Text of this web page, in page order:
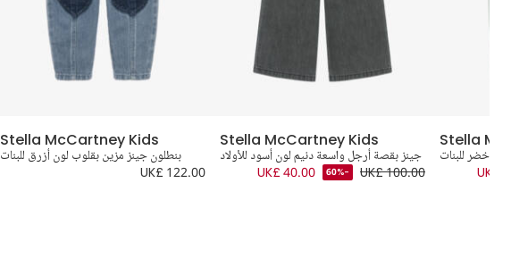
Stella McCartney Kids
بنطلون جينز مزين بقلوب لون أزرق للبنات
UK£ 122.00
Stella McCartney Kids
جينز بقصة أرجل واسعة دنيم لون أسود للأولاد
UK£ 100.00
-60%
UK£ 40.00
Stella
أخضر للبنات
UK£